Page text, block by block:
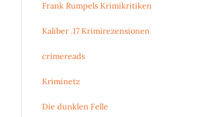
Frank Rumpels Krimikritiken
Kaliber .17 Krimirezensionen
crimereads
Kriminetz
Die dunklen Felle